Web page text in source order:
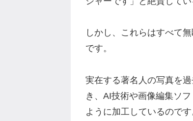
しかし、これらはすべて
です。
実在する著名人の写真を
き、AI技術や画像編集ソ
ように加工しているのです